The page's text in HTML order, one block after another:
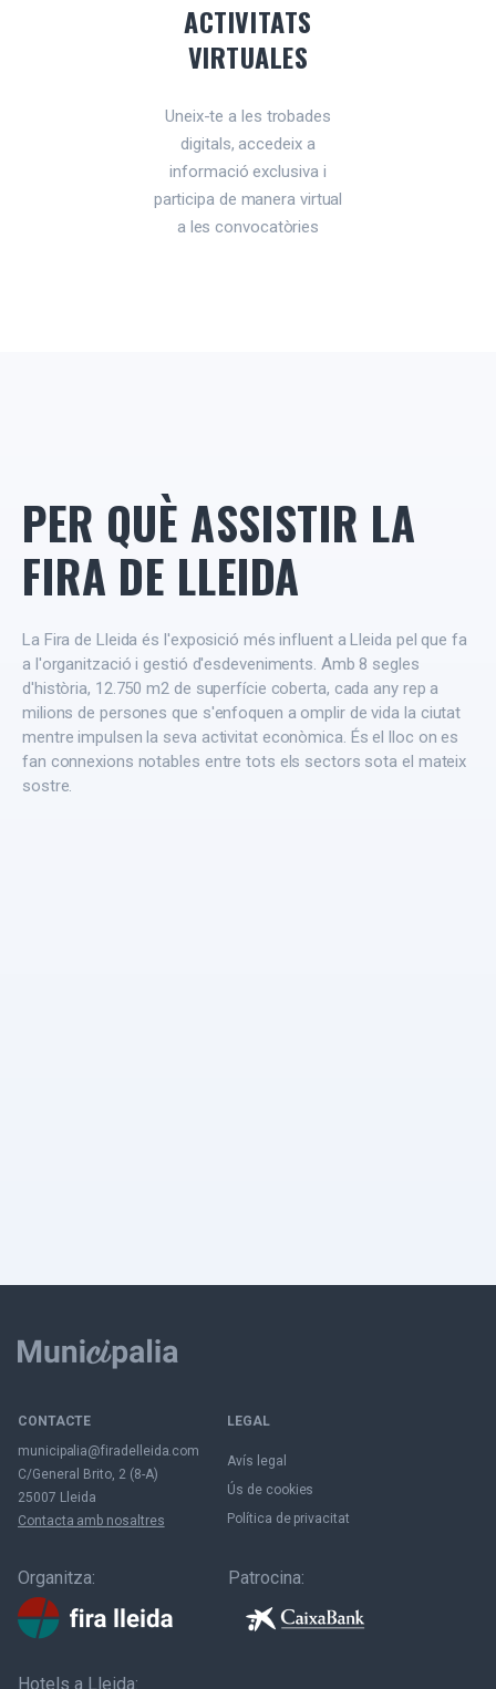
ACTIVITATS
VIRTUALES
Uneix-te a les trobades
digitals, accedeix a
informació exclusiva i
participa de manera virtual
a les convocatòries
PER QUÈ ASSISTIR LA
FIRA DE LLEIDA
La Fira de Lleida és l'exposició més influent a Lleida pel que fa
a l'organització i gestió d'esdeveniments. Amb 8 segles
d'història, 12.750 m2 de superfície coberta, cada any rep a
milions de persones que s'enfoquen a omplir de vida la ciutat
mentre impulsen la seva activitat econòmica. És el lloc on es
fan connexions notables entre tots els sectors sota el mateix
sostre.
CONTACTE
municipalia@firadelleida.com
C/General Brito, 2 (8-A)
25007 Lleida
Contacta amb nosaltres
LEGAL
Avís legal
Ús de cookies
Política de privacitat
Organitza: Patrocina:
Hotels a Lleida: